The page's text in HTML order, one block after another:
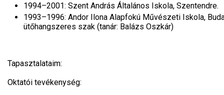
1994–2001: Szent András Általános Iskola, Szentendre.
1993–1996: Andor Ilona Alapfokú Művészeti Iskola,
ütőhangszeres szak (tanár: Balázs Oszkár)
Tapasztalataim:
Oktatói tevékenység: